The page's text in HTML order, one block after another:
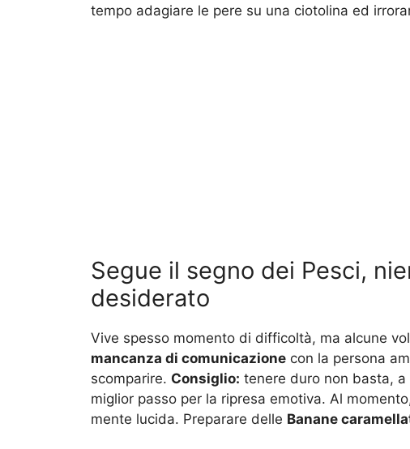
tempo adagiare le pere su una ciotolina ed
Segue il segno dei Pesci,
desiderato
Vive spesso momento di difficoltà, ma alcune
mancanza di comunicazione con la persona
scomparire. Consiglio: tenere duro non basta,
miglior passo per la ripresa emotiva. Al
mente lucida. Preparare delle Banane